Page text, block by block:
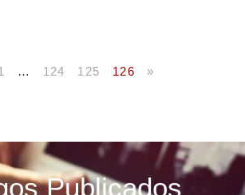
… 124 125 126 »
Publicados